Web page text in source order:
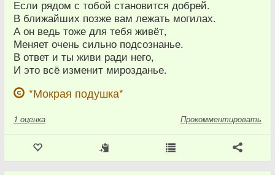
Если рядом с тобой становится добрей.
В ближайших позже вам лежать могилах.
А он ведь тоже для тебя живёт,
Меняет очень сильно подсознанье.
В ответ и ты живи ради него,
И это всё изменит мирозданье.
*Мокрая подушка*
1 оценка Прокомментировать